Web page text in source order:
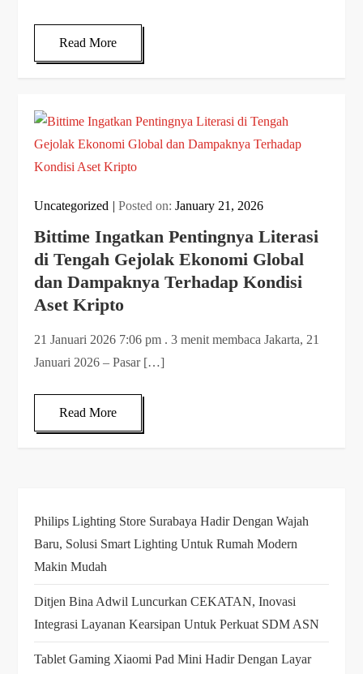
Read More
Uncategorized Posted on:January 21, 2026
Bittime Ingatkan Pentingnya Literasi
di Tengah Gejolak Ekonomi Global
dan Dampaknya Terhadap Kondisi
Aset Kripto
21 Januari 2026 7:06 pm . 3 menit membaca Jakarta, 21
Januari 2026 – Pasar […]
Read More
Philips Lighting Store Surabaya Hadir Dengan Wajah
Baru, Solusi Smart Lighting Untuk Rumah Modern
Makin Mudah
Ditjen Bina Adwil Luncurkan CEKATAN, Inovasi
Integrasi Layanan Kearsipan Untuk Perkuat SDM ASN
Tablet Gaming Xiaomi Pad Mini Hadir Dengan Layar